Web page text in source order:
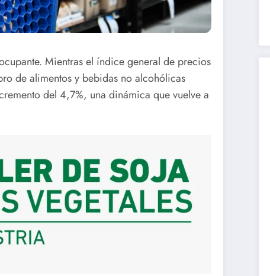
Mientras el índice general de precios
de alimentos y bebidas no alcohólicas
del 4,7%, una dinámica que vuelve a